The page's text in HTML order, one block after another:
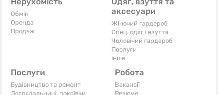
Обмін
Оренда
Продаж
аксесуари
Жіночий гардероб
Спец. одяг і взуття
Чоловічий гардероб
Послуги
інше
Послуги
Будівництво та ремонт
Доглядальниці, покоївки
Робота
Вакансії
Резюме